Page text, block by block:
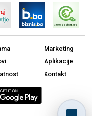
Marketing
Aplikacije
Kontakt